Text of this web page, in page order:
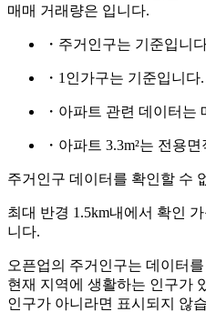
매매 거래량은 입니다.
・주거인구는 기준입니
・1인가구는 기준입니다.
・아파트 관련 데이터는
・아파트 3.3m²는 전용
주거인구 데이터를 확인할 수
최대 반경 1.5km내에서 확인
니다.
오픈업의 주거인구는 데이터
현재 지역에 생활하는 인구가
인구가 아니라면 표시되지 않